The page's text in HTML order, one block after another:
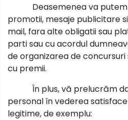
Deasemenea va
promotii, mesaje publicitare
mail, fara alte obligatii sau
parti sau cu acordul
de organizarea de
cu premii.
În plus, vă prelucrăm
personal în vederea
legitime, de exemplu: